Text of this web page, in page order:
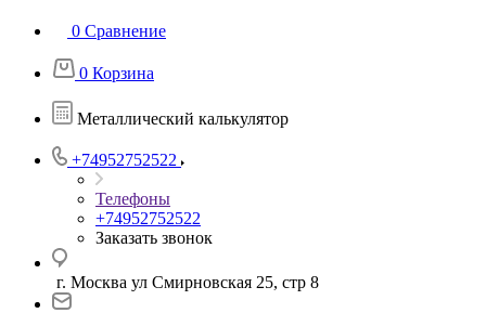
0 Сравнение
0 Корзина
Металлический калькулятор
+74952752522
Телефоны
+74952752522
Заказать звонок
г. Москва ул Смирновская 25, стр 8